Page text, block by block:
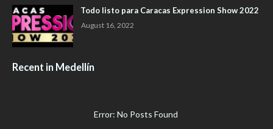
Todo listo para Caracas Expression Show 2022
August 16, 2022
Recent in Medellín
Error: No Posts Found